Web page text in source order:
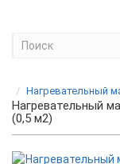
Нагревательный
Нагревательный
(0,5 м2)